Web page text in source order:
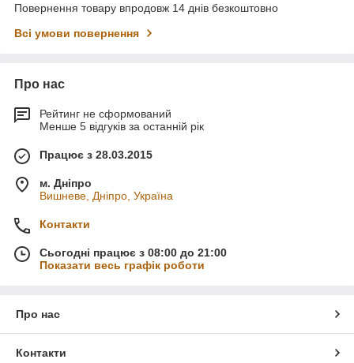
Повернення товару впродовж 14 днів безкоштовно
Всі умови повернення
Про нас
Рейтинг не сформований
Менше 5 відгуків за останній рік
Працює з 28.03.2015
м. Дніпро
Вишневе, Дніпро, Україна
Контакти
Сьогодні працює з 08:00 до 21:00
Показати весь графік роботи
Про нас
Контакти